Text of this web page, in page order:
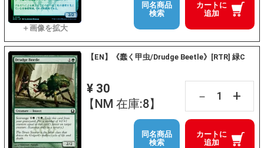
カートに
追加
同名商品
検索
【EN】《蠢く甲虫/Drudge Beetle》[RTR] 緑C
¥ 30
【NM 在庫:8】
－ +
カートに
追加
同名商品
検索